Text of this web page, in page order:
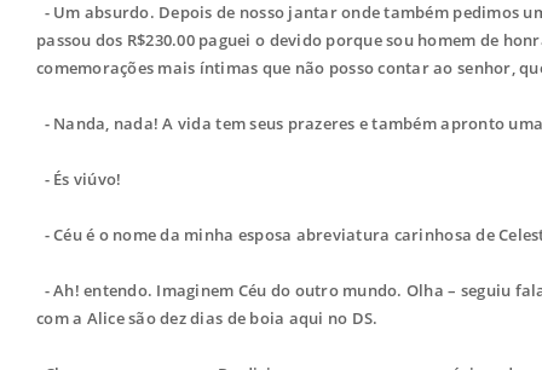
- Um absurdo. Depois de nosso jantar onde também pedimos
passou dos R$230.00 paguei o devido porque sou homem de
comemorações mais íntimas que não posso contar ao senhor,
- Nanda, nada! A vida tem seus prazeres e também apronto
- És viúvo!
- Céu é o nome da minha esposa abreviatura carinhosa de
- Ah! entendo. Imaginem Céu do outro mundo. Olha – seguiu
com a Alice são dez dias de boia aqui no DS.